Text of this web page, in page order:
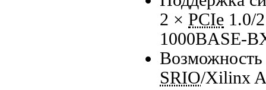
2 × PCIe 1.0/
1000BASE-
SRIO/Xilinx